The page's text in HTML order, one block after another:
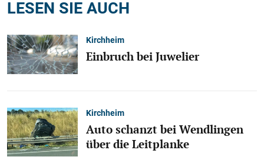
LESEN SIE AUCH
Kirchheim
Einbruch bei Juwelier
Kirchheim
Auto schanzt bei Wendlingen
über die Leitplanke